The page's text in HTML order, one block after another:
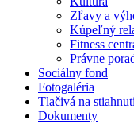
Zľavy a
Kúpeľný
Fitness
Právne
Sociálny fond
Fotogaléria
Tlačivá na
Dokumenty